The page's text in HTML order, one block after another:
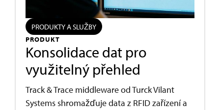
PRODUKTY A SLUŽBY
PRODUKT
Konsolidace dat pro
využitelný přehled
Track & Trace middleware od Turck Vilant
Systems shromažďuje data z RFID zařízení a